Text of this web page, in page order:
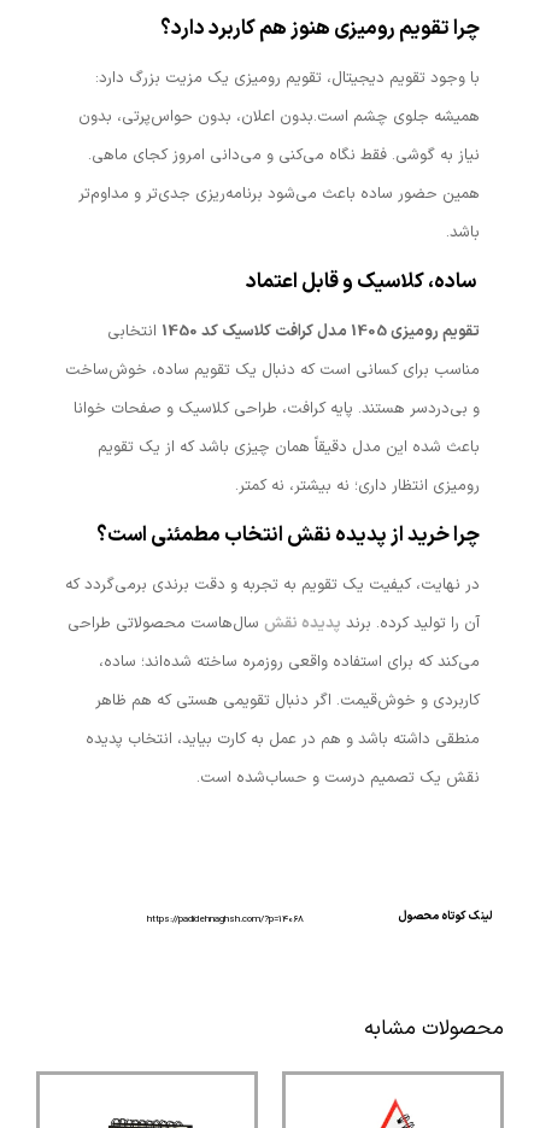
چرا تقویم رومیزی هنوز هم کاربرد دارد؟
با وجود تقویم دیجیتال، تقویم رومیزی یک مزیت بزرگ دارد:
همیشه جلوی چشم است.بدون اعلان، بدون حواس‌پرتی، بدون
نیاز به گوشی. فقط نگاه می‌کنی و می‌دانی امروز کجای ماهی.
همین حضور ساده باعث می‌شود برنامه‌ریزی جدی‌تر و مداوم‌تر
باشد.
ساده، کلاسیک و قابل اعتماد
تقویم رومیزی 1405 مدل کرافت کلاسیک کد 1450
انتخابی
مناسب برای کسانی است که دنبال یک تقویم ساده، خوش‌ساخت
و بی‌دردسر هستند. پایه کرافت، طراحی کلاسیک و صفحات خوانا
باعث شده این مدل دقیقاً همان چیزی باشد که از یک تقویم
رومیزی انتظار داری؛ نه بیشتر، نه کمتر.
چرا خرید از پدیده نقش انتخاب مطمئنی است؟
در نهایت، کیفیت یک تقویم به تجربه و دقت برندی برمی‌گردد که
آن را تولید کرده. برند پدیده نقش سال‌هاست محصولاتی طراحی
می‌کند که برای استفاده واقعی روزمره ساخته شده‌اند؛ ساده،
کاربردی و خوش‌قیمت. اگر دنبال تقویمی هستی که هم ظاهر
منطقی داشته باشد و هم در عمل به کارت بیاید، انتخاب پدیده
نقش یک تصمیم درست و حساب‌شده است.
لینک کوتاه محصول https://padidehnaghsh.com/?p=14068
محصولات مشابه